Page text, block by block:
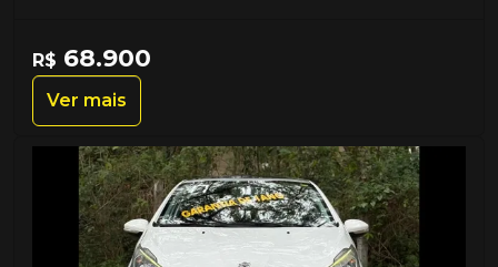
R$ 68.900
Ver mais